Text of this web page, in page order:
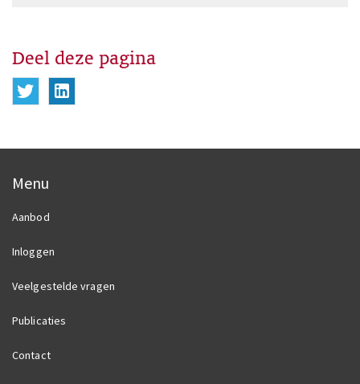
Deel deze pagina
Deel deze pagina op Twitter
Deel deze pagina op Linkedin
Menu
Aanbod
Inloggen
Veelgestelde vragen
Publicaties
Contact